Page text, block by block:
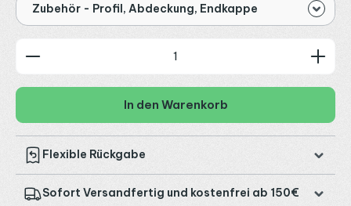
Zubehör - Profil, Abdeckung, Endkappe
Produkt Anzahl: Gib den gewünschten Wert ein
In den Warenkorb
Flexible Rückgabe
Sofort Versandfertig und kostenfrei ab 150€